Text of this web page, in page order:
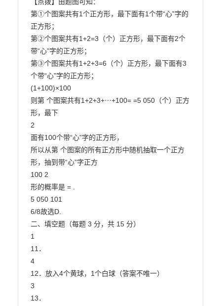
第①个图案共有1个正方形，最下面有1个带“心”字的
正方形；
第②个图案共有1+2=3（个）正方形，最下面有2个
带“心”字的正方形；
第③个图案共有1+2+3=6（个）正方形，最下面有3
个带“心”字的正方形；
(1+100)×100
则第 个图案共有1+2+3+⋯+100= =5 050（个）正方
形，最下
2
面有100个带“心”字的正方形，
所以从第 个图案的所有正方形中随机抽取一个正方
形，抽到带“心”字正方
100 2
形的概率是 = .
5 050 101
6/8故选D.
二、填空题（每题 3 分，共 15 分）
1
11．
4
12．放入4个黄球，1个白球（答案不唯一）
3
13．